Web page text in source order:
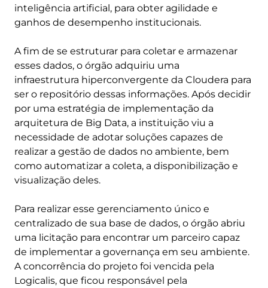
inteligência artificial, para obter agilidade e
ganhos de desempenho institucionais.
A fim de se estruturar para coletar e armazenar
esses dados, o órgão adquiriu uma
infraestrutura hiperconvergente da Cloudera para
ser o repositório dessas informações. Após decidir
por uma estratégia de implementação da
arquitetura de Big Data, a instituição viu a
necessidade de adotar soluções capazes de
realizar a gestão de dados no ambiente, bem
como automatizar a coleta, a disponibilização e
visualização deles.
Para realizar esse gerenciamento único e
centralizado de sua base de dados, o órgão abriu
uma licitação para encontrar um parceiro capaz
de implementar a governança em seu ambiente.
A concorrência do projeto foi vencida pela
Logicalis, que ficou responsável pela